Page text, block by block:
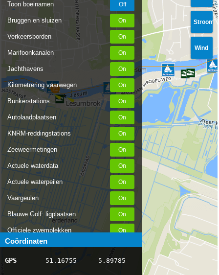
Toon boeinamen
Bruggen en sluizen
Verkeersborden
Marifoonkanalen
Jachthavens
Kilometrering vaarwegen
Bunkerstations
Autolaadplaatsen
KNRM-reddingstations
Zeeweermetingen
Actuele waterdata
Actuele waterpeilen
Vaargeulen
Blauwe Golf: ligplaatsen
Officiele zwemplekken
Stremmingen/hinder
AIS scheepsposities
Coördinaten
GPS 51.16755 5.89785
Stroom
Wind